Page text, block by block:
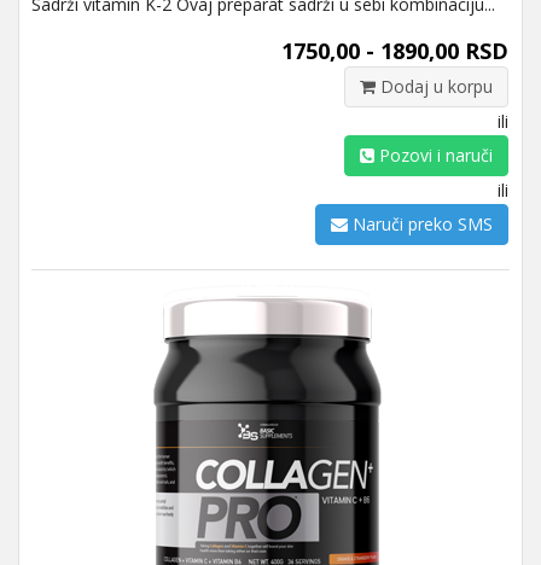
1750,00 - 1890,00 RSD
Dodaj u korpu
ili
Pozovi i naruči
ili
Naruči preko SMS